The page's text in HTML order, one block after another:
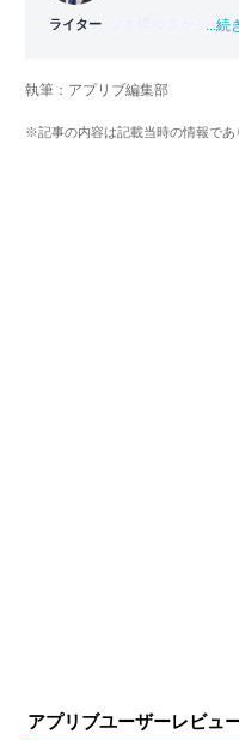
ライター
メモ帳やスケジュ
務めた後、文房具
『TimeTree』『
...続
執筆：アプリブ編集部
※記事の内容は記載当時の情報であ
アプリブユーザーレビュ